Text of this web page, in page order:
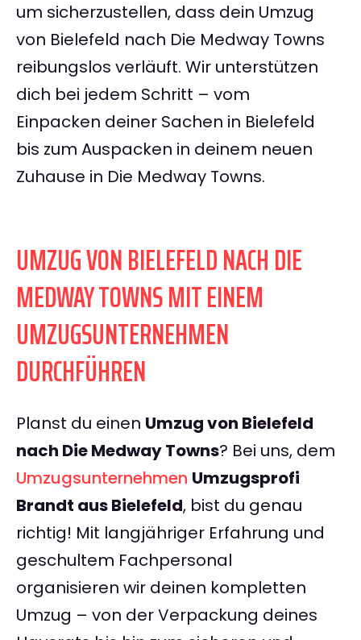
um sicherzustellen, dass dein Umzug
von Bielefeld nach Die Medway Towns
reibungslos verläuft. Wir unterstützen
dich bei jedem Schritt – vom
Einpacken deiner Sachen in Bielefeld
bis zum Auspacken in deinem neuen
Zuhause in Die Medway Towns.
UMZUG VON BIELEFELD NACH DIE
MEDWAY TOWNS MIT EINEM
UMZUGSUNTERNEHMEN
DURCHFÜHREN
Planst du einen Umzug von Bielefeld
nach Die Medway Towns? Bei uns, dem
Umzugsunternehmen Umzugsprofi
Brandt aus Bielefeld, bist du genau
richtig! Mit langjähriger Erfahrung und
geschultem Fachpersonal
organisieren wir deinen kompletten
Umzug – von der Verpackung deines